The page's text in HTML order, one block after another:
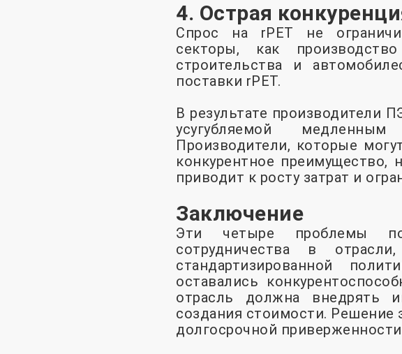
4. Острая
Спрос на rPET не
секторы, как
строительства и
поставки rPET.
В результате производители
усугубляемой
Производители, которые
конкурентное преимущество,
приводит к росту затрат и
Заключение
Эти четыре проблемы
сотрудничества в
стандартизированной
оставались
отрасль должна внедрять
создания стоимости. Решение
долгосрочной